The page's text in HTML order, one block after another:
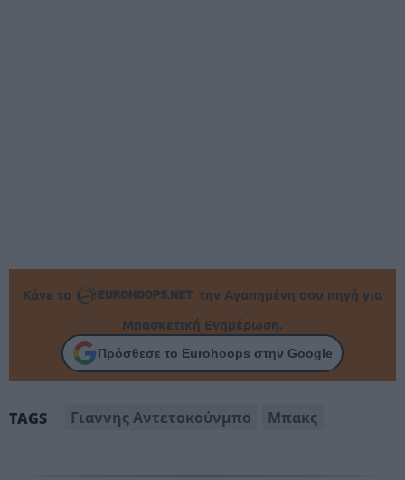
Κάνε το
την Αγαπημένη σου πηγή για
Μπασκετική Ενημέρωση.
Πρόσθεσε το Eurohoops στην Google
TAGS Γιαννης Αντετοκούνμπο Μπακς